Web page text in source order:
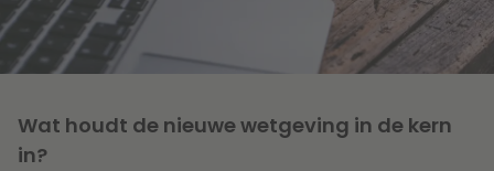
Wat houdt de nieuwe wetgeving in de kern
in?